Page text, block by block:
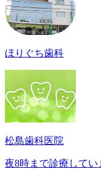
ほりぐち歯科
松島歯科医院
夜8時まで診療して